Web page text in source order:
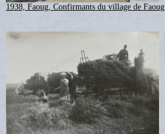
1938, Faoug, Confirmants du village de Faoug